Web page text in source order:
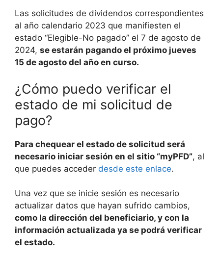
Las solicitudes de dividendos correspondientes
al año calendario 2023 que manifiesten el
estado “Elegible-No pagado” el 7 de agosto de
2024, se estarán pagando el próximo jueves
15 de agosto del año en curso.
¿Cómo puedo verificar el
estado de mi solicitud de
pago?
Para chequear el estado de solicitud será
necesario iniciar sesión en el sitio “myPFD”, al
que puedes acceder desde este enlace.
Una vez que se inicie sesión es necesario
actualizar datos que hayan sufrido cambios,
como la dirección del beneficiario, y con la
información actualizada ya se podrá verificar
el estado.